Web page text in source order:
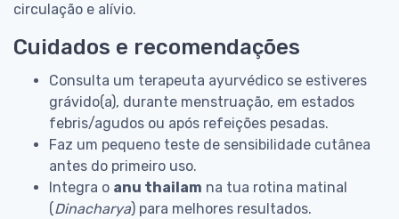
circulação e alívio.
Cuidados e recomendações
Consulta um terapeuta ayurvédico se estiveres
grávido(a), durante menstruação, em estados
febris/agudos ou após refeições pesadas.
Faz um pequeno teste de sensibilidade cutânea
antes do primeiro uso.
Integra o anu thailam na tua rotina matinal
( Dinacharya) para melhores resultados.